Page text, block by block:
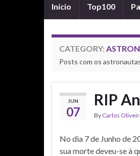
Início Top100
CATEGORY:
Posts com os
JUN
07
RIP
By Carlos
No dia 7 de Junho de
sua morte deveu-se à